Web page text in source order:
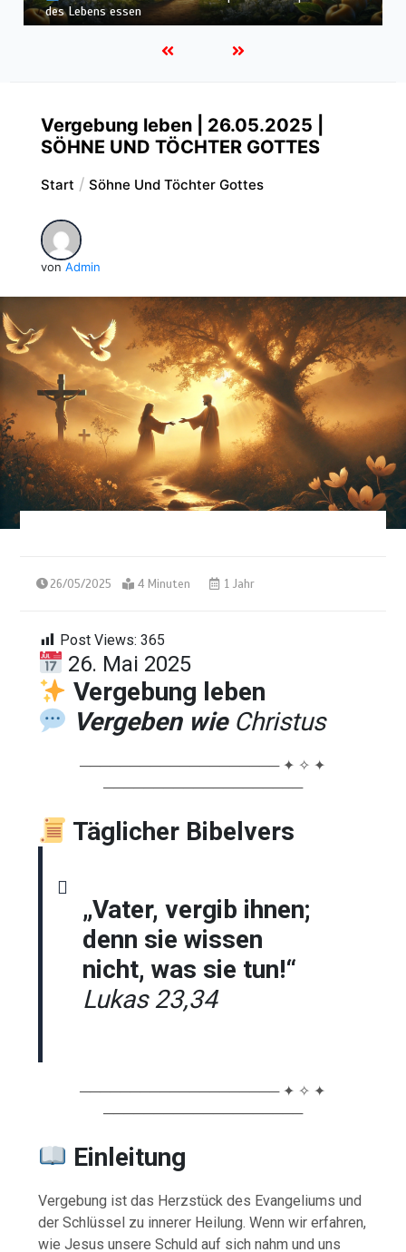
Himmelreich erben
Vergebung leben | 26.05.2025 |
SÖHNE UND TÖCHTER GOTTES
Start Söhne Und Töchter Gottes
von Admin
26/05/2025 4 Minuten 1 Jahr
Post Views: 365
26. Mai 2025
Vergebung leben
Vergeben wieChristus
──────────────────── ✦ ✧ ✦
────────────────────
Täglicher Bibelvers
„Vater, vergib ihnen;
denn sie wissen
nicht, was sie tun!“
Lukas 23,34
──────────────────── ✦ ✧ ✦
────────────────────
Einleitung
Vergebung ist das Herzstück des Evangeliums und
der Schlüssel zu innerer Heilung. Wenn wir erfahren,
wie Jesus unsere Schuld auf sich nahm und uns